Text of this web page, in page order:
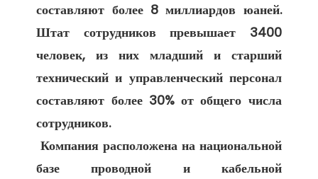
составляют более 8 миллиардов юаней.
Штат сотрудников превышает 3400
человек, из них младший и старший
технический и управленческий персонал
составляют более 30% от общего числа
сотрудников.
Компания расположена на национальной
базе проводной и кабельной